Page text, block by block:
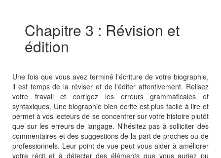
Chapitre 3 : Révision et
édition
Une fois que vous avez terminé l'écriture de votre biographie,
il est temps de la réviser et de l'éditer attentivement. Relisez
votre travail et corrigez les erreurs grammaticales et
syntaxiques. Une biographie bien écrite est plus facile à lire et
permet à vos lecteurs de se concentrer sur votre histoire plutôt
que sur les erreurs de langage. N'hésitez pas à solliciter des
commentaires et des suggestions de la part de proches ou de
professionnels. Leur point de vue peut vous aider à améliorer
votre récit et à détecter des éléments que vous auriez pu